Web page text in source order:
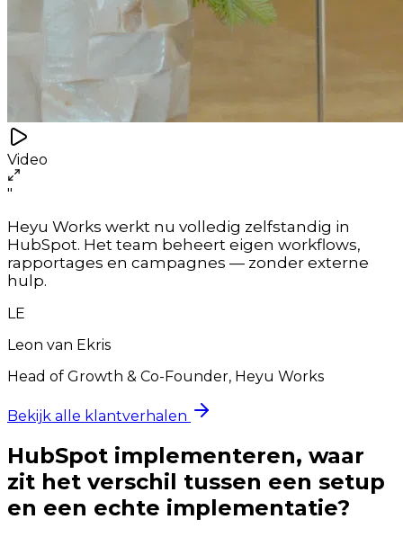
Video
"
Heyu Works werkt nu volledig zelfstandig in
HubSpot. Het team beheert eigen workflows,
rapportages en campagnes — zonder externe
hulp.
LE
Leon van Ekris
Head of Growth & Co-Founder, Heyu Works
Bekijk alle klantverhalen
HubSpot implementeren, waar
zit het verschil tussen een setup
en een echte implementatie?